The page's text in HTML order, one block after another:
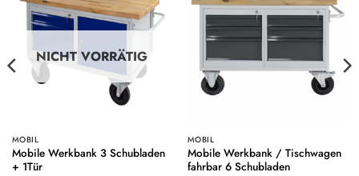
Auf die
Wunschliste
NICHT VORRÄTIG
MOBIL
Mobile Werkbank 3 Schubladen
+ 1Tür
Auf die
Wunschliste
MOBIL
Mobile Werkbank / Tischwagen
fahrbar 6 Schubladen